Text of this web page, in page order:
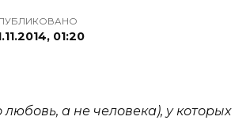
01:20
а не человека), у которых